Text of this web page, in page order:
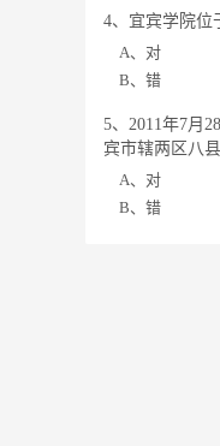
4、宜宾学院位
A、对
B、错
5、2011年7月
宾市辖两区八县
A、对
B、错